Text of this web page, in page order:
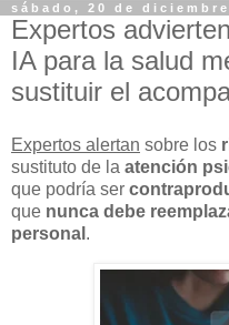
sábado, 20 de diciembre
Expertos
IA para la salud
sustituir el
Expertos alertan sobre los
sustituto de la atención
que podría ser
que nunca debe
personal .